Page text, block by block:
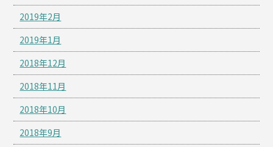
2019年2月
2019年1月
2018年12月
2018年11月
2018年10月
2018年9月